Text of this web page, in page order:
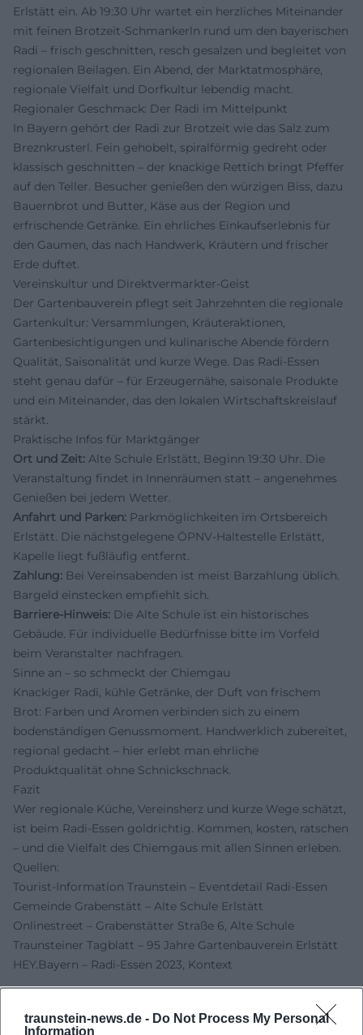
traunstein-news.de - Do Not Process My Personal
Information
Erlstätt ein. Ab 19:30 Uhr wartet ein herzliches Miteinander
mit feinen Brotzeit-Schmankerln rund um den bayerischen
Radi – frisch geschnitten, resch gesalzen und begleitet von
regionalen Beilagen. Ein Abend, der Marktatmosphäre,
regionale Vielfalt und Dorfkultur lebendig macht.
Regionaler Geschmack: Der Radi im Mittelpunkt
In Bayern gehört der Radi zur Brotzeit wie das Salz zum
Breznkrusterl. Fein gehobelt, spiralförmig gedreht oder
klassisch geschnitten – der knackige Rettich bringt Pfeffer
auf den Teller. Besucher genießen den würzigen Biss, dazu
Bauernbrot und Butter, Käse aus der Region und
erfrischende Getränke. Ein ehrliches Einkaufserlebnis für
den Gaumen, das nach Handwerk, Kräutern und frischer
Erde duftet.
Vereinskultur und Direktvermarkter-Geist
Der Gartenbauverein pflegt seit Jahrzehnten die regionale
Gartenkultur: Versammlungen, Kräuteraktionen,
Gartenbesichtigungen und kulinarische Abende fördern
Qualität, Saisonalität und kurze Wege. Das Radi-Essen
steht genau dafür – für Erzeugernähe, saisonale Produkte
und ein Miteinander, das den lokalen Wirtschaftskreislauf
stärkt.
Praktische Infos für Marktgänger
Ort und Zeit: Alte Schule Erlstätt, Beginn 19:30 Uhr. Die
Veranstaltung findet in Innenräumen statt – angenehmes
Genießen bei jedem Wetter.
Anfahrt und Parken: Parkmöglichkeiten im Ortsbereich
Erlstätt. Die nächstgelegene ÖPNV-Haltestelle Erlstätt,
Kapelle liegt fußläufig entfernt.
Zahlung: Bei Vereinsabenden ist meist Barzahlung üblich.
Bargeld einstecken empfiehlt sich.
Barriere-Hinweis: Die Alte Schule ist ein historisches
Gebäude. Für individuelle Bedürfnisse bitte im Vorfeld
beim Veranstalter nachfragen.
Sinne an – so schmeckt der Chiemgau
Knackiger Radi, kühle Getränke, der Duft von frischem
Brot: Farben und Aromen verbinden sich zu einem
bodenständigen Genussmoment. Handwerklich zubereitet,
regional gedacht – hier erlebt man ehrliche
Produktqualität ohne Schnickschnack.
Fazit
Wer regionale Küche, Vereinsherz und kurze Wege schätzt,
ist beim Radi-Essen goldrichtig. Kommen, kosten, ratschen
– und die Vielfalt des Chiemgaus mit allen Sinnen erleben.
Quellen:
Tourist-Information Traunstein – Eventdetail Radi-Essen
Gemeinde Grabenstätt – Alte Schule Erlstätt
Onlinestreet – Grabenstätter Straße 6, Alte Schule
Traunsteiner Tagblatt – 95 Jahre Gartenbauverein Erlstätt
HEY.Bayern – Radi-Essen 2023, Kontext